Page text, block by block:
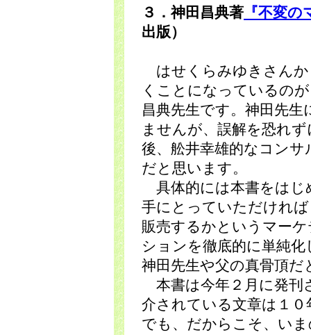
３．神田昌典著 『不変
出版）
はせくらみゆきさんか
くことになっているの
昌典先生です。神田先
ませんが、誤解を恐れ
後、舩井幸雄的なコン
だと思います。
具体的には本書をはじ
手にとっていただけれ
販売するかというマー
ションを徹底的に単純
神田先生や父の真骨頂だ
本書は今年２月に発刊
介されている文章は１
でも、だからこそ、い